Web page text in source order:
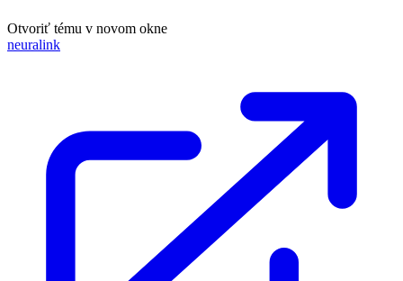
Otvoriť tému v novom okne
neuralink